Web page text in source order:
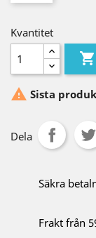
Kvantitet

 Sista
Dela
Säkra
Frakt från